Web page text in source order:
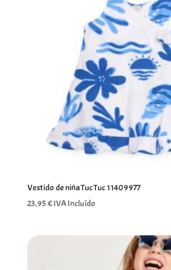
Vestido de niña Tuc Tuc 11409977
23,95€IVA Incluído